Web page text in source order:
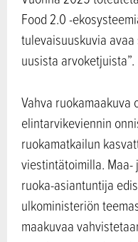
Food 2.0 -
tulevaisuuskuvia
uusista arvoketjuista”.
Vahva ruokamaakuva
elintarvikeviennin
ruokamatkailun
viestintätoimilla.
ruoka-asiantuntija
ulkoministeriön
maakuvaa